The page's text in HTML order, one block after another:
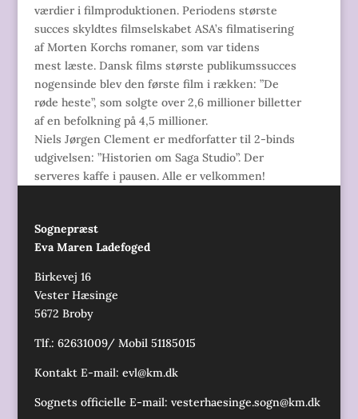
værdier i filmproduktionen. Periodens største
succes skyldtes filmselskabet ASA’s filmatisering
af Morten Korchs romaner, som var tidens
mest læste. Dansk films største publikumssucces
nogensinde blev den første film i rækken: ”De
røde heste”, som solgte over 2,6 millioner billetter
af en befolkning på 4,5 millioner.
Niels Jørgen Clement er medforfatter til 2-binds
udgivelsen: ”Historien om Saga Studio”. Der
serveres kaffe i pausen. Alle er velkommen!
Sognepræst
Eva Maren Ladefoged
Birkevej 16
Vester Hæsinge
5672 Broby
Tlf.: 62631009/ Mobil 51185015
Kontakt E-mail: evl@km.dk
Sognets officielle E-mail: vesterhaesinge.sogn@km.dk